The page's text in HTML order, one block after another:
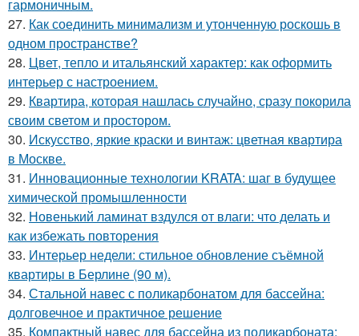
гармоничным.
27. Как соединить минимализм и утонченную роскошь в
одном пространстве?
28. Цвет, тепло и итальянский характер: как оформить
интерьер с настроением.
29. Квартира, которая нашлась случайно, сразу покорила
своим светом и простором.
30. Искусство, яркие краски и винтаж: цветная квартира
в Москве.
31. Инновационные технологии KRATA: шаг в будущее
химической промышленности
32. Новенький ламинат вздулся от влаги: что делать и
как избежать повторения
33. Интерьер недели: стильное обновление съёмной
квартиры в Берлине (90 м).
34. Стальной навес с поликарбонатом для бассейна:
долговечное и практичное решение
35. Компактный навес для бассейна из поликарбоната: